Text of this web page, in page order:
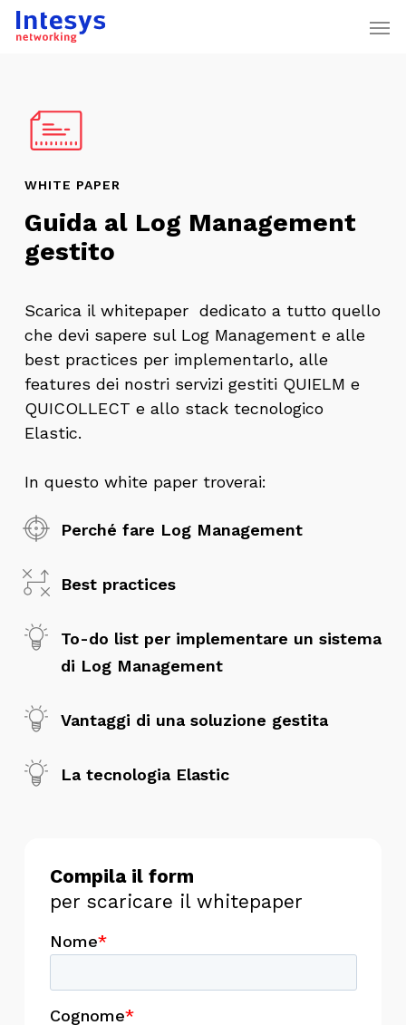
Skip
WHITE PAPER
Guida al Log Management
gestito
Scarica il whitepaper dedicato a tutto quello
che devi sapere sul Log Management e alle
best practices per implementarlo, alle
features dei nostri servizi gestiti QUIELM e
QUICOLLECT e allo stack tecnologico
Elastic.
In questo white paper troverai:
Perché fare Log Management
Best practices
To-do list per implementare un sistema
di Log Management
Vantaggi di una soluzione gestita
La tecnologia Elastic
Compila il form
per scaricare il whitepaper